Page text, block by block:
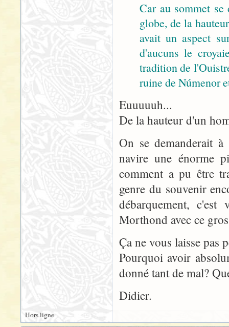
Car au sommet
globe, de la
avait un aspect
d'aucuns le
tradition de
ruine de Númenor
Euuuuuh...
De la hauteur d'un
On se demanderait
navire une énorme
comment a pu être
genre du souvenir
débarquement,
Morthond avec ce
Ça ne vous laisse pas
Pourquoi avoir
donné tant de mal?
Didier.
Hors ligne